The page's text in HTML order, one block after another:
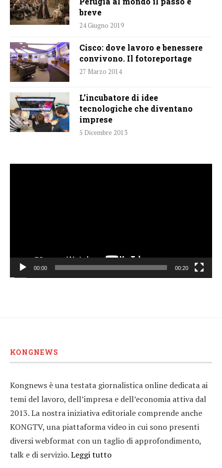
breve
24 Giugno 2019
Cisco: dove lavoro e benessere
convivono. Il fotoreportage
27 Marzo 2014
L’incubatore di idee
tecnologiche che diventano
imprese
5 Dicembre 2013
00:00 00:20
KONGNEWS
Kongnews è una testata giornalistica online dedicata ai
temi del lavoro, dell’impresa e dell’economia attiva dal
2013. La nostra iniziativa editoriale comprende anche
KONGTV, una piattaforma video in cui sono presenti
diversi webformat con un taglio di approfondimento,
talk e di servizio.Leggi tutto